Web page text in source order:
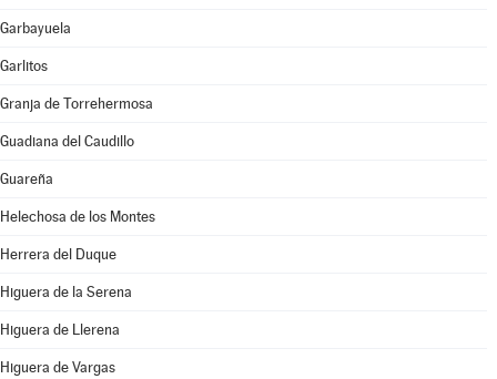
Garbayuela
Garlitos
Granja de Torrehermosa
Guadiana del Caudillo
Guareña
Helechosa de los Montes
Herrera del Duque
Higuera de la Serena
Higuera de Llerena
Higuera de Vargas